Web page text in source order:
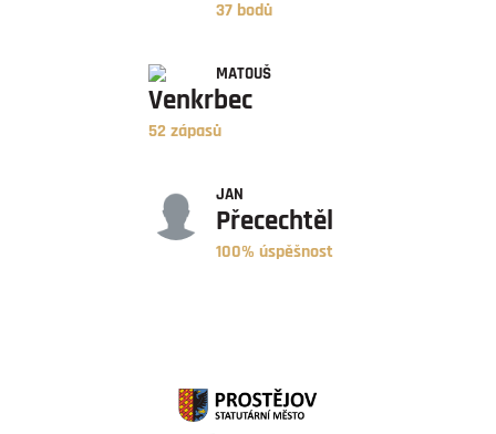
37 bodů
MATOUŠ
Venkrbec
52 zápasů
JAN
Přecechtěl
100% úspěšnost